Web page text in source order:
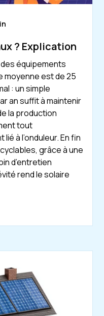
? Explication
équipements
moyenne est de 25
: un simple
an suffit à maintenir
la production
tout
à l’onduleur. En fin
grâce à une
d’entretien
rend le solaire